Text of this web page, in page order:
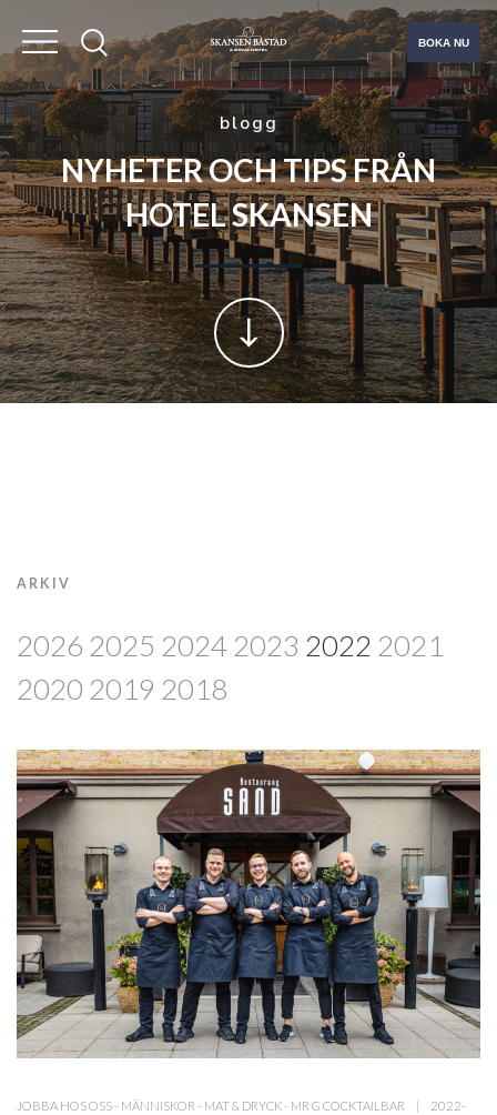
BOKA NU
blogg
NYHETER OCH TIPS FRÅN
HOTEL SKANSEN
ARKIV
2026 2025 2024 2023 2022 2021
2020 2019 2018
JOBBA HOS OSS- MÄNNISKOR - MAT & DRYCK- MR G COCKTAILBAR
2022-